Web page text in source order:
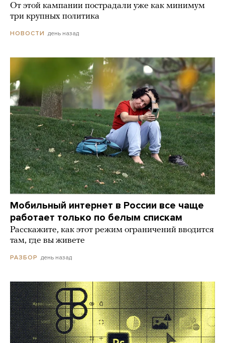
От этой кампании пострадали уже как минимум
три крупных политика
НОВОСТИ день назад
Мобильный интернет в России все чаще
работает только по белым спискам
Расскажите, как этот режим ограничений вводится
там, где вы живете
РАЗБОР день назад